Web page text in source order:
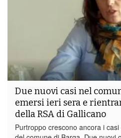
Due nuovi casi nel
emersi ieri sera e
della RSA di Gallicano
Purtroppo crescono ancora i